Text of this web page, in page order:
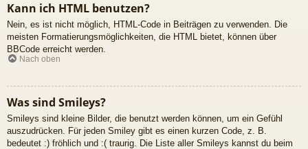
Kann ich HTML benutzen?
Nein, es ist nicht möglich, HTML-Code in Beiträgen zu verwenden. Die
meisten Formatierungsmöglichkeiten, die HTML bietet, können über
BBCode erreicht werden.
Nach oben
Was sind Smileys?
Smileys sind kleine Bilder, die benutzt werden können, um ein Gefühl
auszudrücken. Für jeden Smiley gibt es einen kurzen Code, z. B.
bedeutet :) fröhlich und :( traurig. Die Liste aller Smileys kannst du beim